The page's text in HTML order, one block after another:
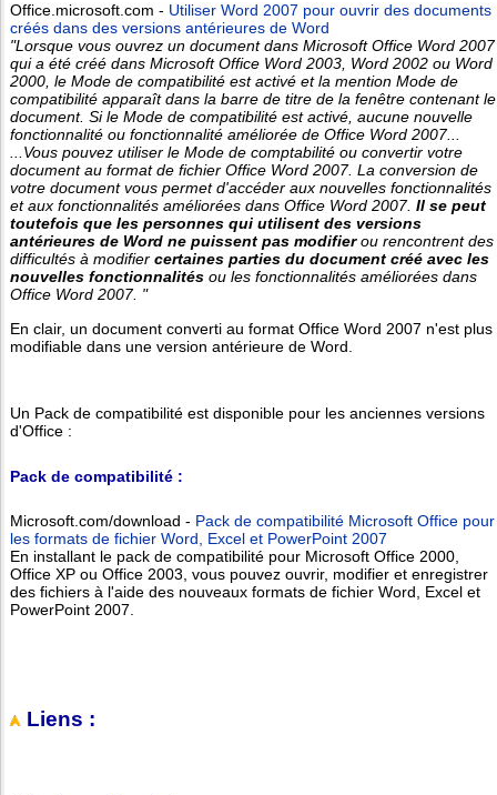
Office.microsoft.com - Utiliser Word 2007 pour ouvrir des documents
créés dans des versions antérieures de Word
"Lorsque vous ouvrez un document dans Microsoft Office Word 2007
qui a été créé dans Microsoft Office Word 2003, Word 2002 ou Word
2000, le Mode de compatibilité est activé et la mention Mode de
compatibilité apparaît dans la barre de titre de la fenêtre contenant le
document. Si le Mode de compatibilité est activé, aucune nouvelle
fonctionnalité ou fonctionnalité améliorée de Office Word 2007...
...Vous pouvez utiliser le Mode de comptabilité ou convertir votre
document au format de fichier Office Word 2007. La conversion de
votre document vous permet d'accéder aux nouvelles fonctionnalités
et aux fonctionnalités améliorées dans Office Word 2007. Il se peut
toutefois que les personnes qui utilisent des versions
antérieures de Word ne puissent pas modifierou rencontrent des
difficultés à modifier certaines parties du document créé avec les
nouvelles fonctionnalités ou les fonctionnalités améliorées dans
Office Word 2007. "
En clair, un document converti au format Office Word 2007 n'est plus
modifiable dans une version antérieure de Word.
Un Pack de compatibilité est disponible pour les anciennes versions
d'Office :
Pack de compatibilité :
Microsoft.com/download - Pack de compatibilité Microsoft Office pour
les formats de fichier Word, Excel et PowerPoint 2007
En installant le pack de compatibilité pour Microsoft Office 2000,
Office XP ou Office 2003, vous pouvez ouvrir, modifier et enregistrer
des fichiers à l'aide des nouveaux formats de fichier Word, Excel et
PowerPoint 2007.
Liens :